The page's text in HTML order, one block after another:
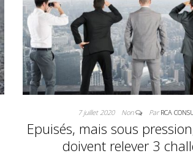
7 juillet 2020 Non ParRCA
Epuisés, mais sous
doivent relever 3